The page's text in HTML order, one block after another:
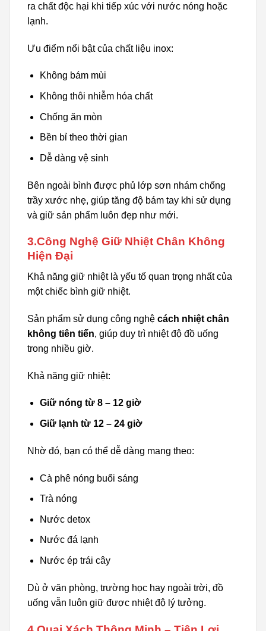
ra chất độc hại khi tiếp xúc với nước nóng hoặc
lạnh.
Ưu điểm nổi bật của chất liệu inox:
Không bám mùi
Không thôi nhiễm hóa chất
Chống ăn mòn
Bền bỉ theo thời gian
Dễ dàng vệ sinh
Bên ngoài bình được phủ lớp sơn nhám chống
trầy xước nhẹ, giúp tăng độ bám tay khi sử dụng
và giữ sản phẩm luôn đẹp như mới.
3.Công Nghệ Giữ Nhiệt Chân Không
Hiện Đại
Khả năng giữ nhiệt là yếu tố quan trọng nhất của
một chiếc bình giữ nhiệt.
Sản phẩm sử dụng công nghệ cách nhiệt chân
không tiên tiến, giúp duy trì nhiệt độ đồ uống
trong nhiều giờ.
Khả năng giữ nhiệt:
Giữ nóng từ 8 – 12 giờ
Giữ lạnh từ 12 – 24 giờ
Nhờ đó, bạn có thể dễ dàng mang theo:
Cà phê nóng buổi sáng
Trà nóng
Nước detox
Nước đá lạnh
Nước ép trái cây
Dù ở văn phòng, trường học hay ngoài trời, đồ
uống vẫn luôn giữ được nhiệt độ lý tưởng.